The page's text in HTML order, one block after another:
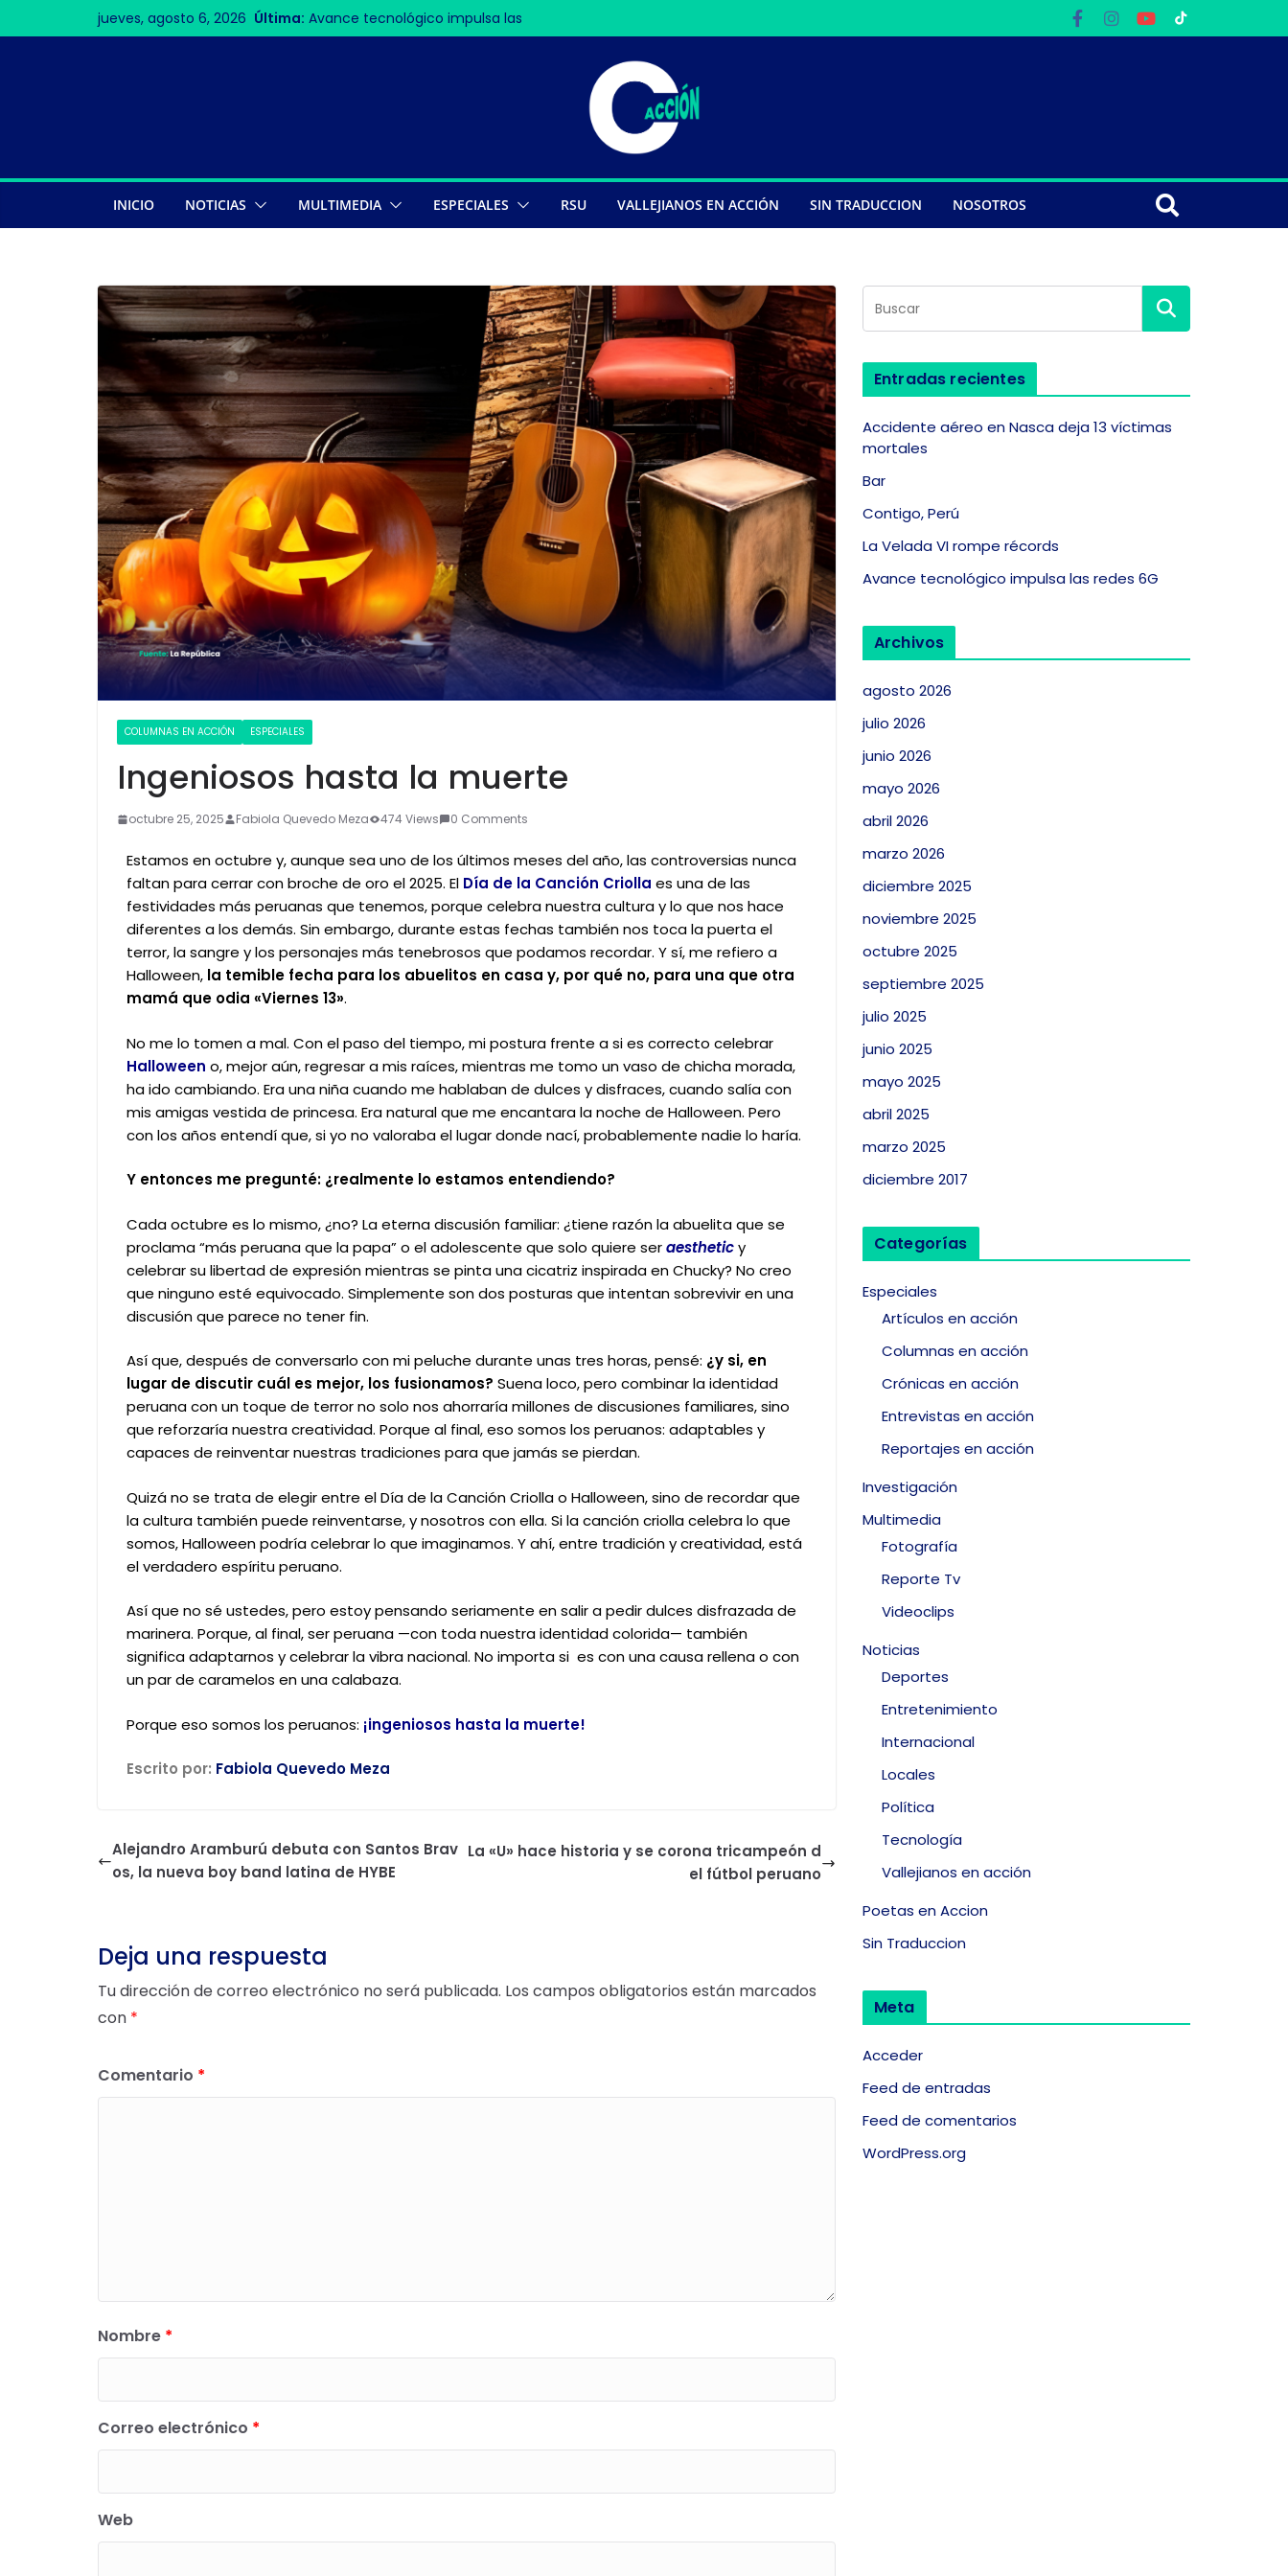
jueves, agosto 6, 2026 Última: Avance tecnológico impulsa las
redes 6G
INICIO NOTICIAS MULTIMEDIA ESPECIALES RSU VALLEJIANOS EN ACCIÓN SIN TRADUCCION NOSOTROS
COLUMNAS EN ACCIÓN ESPECIALES
Ingeniosos hasta la muerte
octubre 25, 2025 Fabiola Quevedo Meza 474 Views 0 Comments
Estamos en octubre y, aunque sea uno de los últimos meses del año, las controversias nunca
faltan para cerrar con broche de oro el 2025. El Día de la Canción Criolla es una de las
festividades más peruanas que tenemos, porque celebra nuestra cultura y lo que nos hace
diferentes a los demás. Sin embargo, durante estas fechas también nos toca la puerta el
terror, la sangre y los personajes más tenebrosos que podamos recordar. Y sí, me refiero a
Halloween, la temible fecha para los abuelitos en casa y, por qué no, para una que otra
mamá que odia «Viernes 13».
No me lo tomen a mal. Con el paso del tiempo, mi postura frente a si es correcto celebrar
Halloween o, mejor aún, regresar a mis raíces, mientras me tomo un vaso de chicha morada,
ha ido cambiando. Era una niña cuando me hablaban de dulces y disfraces, cuando salía con
mis amigas vestida de princesa. Era natural que me encantara la noche de Halloween. Pero
con los años entendí que, si yo no valoraba el lugar donde nací, probablemente nadie lo haría.
Y entonces me pregunté: ¿realmente lo estamos entendiendo?
Cada octubre es lo mismo, ¿no? La eterna discusión familiar: ¿tiene razón la abuelita que se
proclama “más peruana que la papa” o el adolescente que solo quiere seraestheticy
celebrar su libertad de expresión mientras se pinta una cicatriz inspirada en Chucky? No creo
que ninguno esté equivocado. Simplemente son dos posturas que intentan sobrevivir en una
discusión que parece no tener fin.
Así que, después de conversarlo con mi peluche durante unas tres horas, pensé: ¿y si, en
lugar de discutir cuál es mejor, los fusionamos? Suena loco, pero combinar la identidad
peruana con un toque de terror no solo nos ahorraría millones de discusiones familiares, sino
que reforzaría nuestra creatividad. Porque al final, eso somos los peruanos: adaptables y
capaces de reinventar nuestras tradiciones para que jamás se pierdan.
Quizá no se trata de elegir entre el Día de la Canción Criolla o Halloween, sino de recordar que
la cultura también puede reinventarse, y nosotros con ella. Si la canción criolla celebra lo que
somos, Halloween podría celebrar lo que imaginamos. Y ahí, entre tradición y creatividad, está
el verdadero espíritu peruano.
Así que no sé ustedes, pero estoy pensando seriamente en salir a pedir dulces disfrazada de
marinera. Porque, al final, ser peruana —con toda nuestra identidad colorida— también
significa adaptarnos y celebrar la vibra nacional. No importa si es con una causa rellena o con
un par de caramelos en una calabaza.
Porque eso somos los peruanos: ¡ingeniosos hasta la muerte!
Escrito por: Fabiola Quevedo Meza
Alejandro Aramburú debuta con Santos Brav
os, la nueva boy band latina de HYBE
La «U» hace historia y se corona tricampeón d
el fútbol peruano
Deja una respuesta
Tu dirección de correo electrónico no será publicada. Los campos obligatorios están marcados
con *
Comentario *
Nombre *
Correo electrónico *
Web
Entradas recientes
Accidente aéreo en Nasca deja 13 víctimas
mortales
Bar
Contigo, Perú
La Velada VI rompe récords
Avance tecnológico impulsa las redes 6G
Archivos
agosto 2026
julio 2026
junio 2026
mayo 2026
abril 2026
marzo 2026
diciembre 2025
noviembre 2025
octubre 2025
septiembre 2025
julio 2025
junio 2025
mayo 2025
abril 2025
marzo 2025
diciembre 2017
Categorías
Especiales
Artículos en acción
Columnas en acción
Crónicas en acción
Entrevistas en acción
Reportajes en acción
Investigación
Multimedia
Fotografía
Reporte Tv
Videoclips
Noticias
Deportes
Entretenimiento
Internacional
Locales
Política
Tecnología
Vallejianos en acción
Poetas en Accion
Sin Traduccion
Meta
Acceder
Feed de entradas
Feed de comentarios
WordPress.org